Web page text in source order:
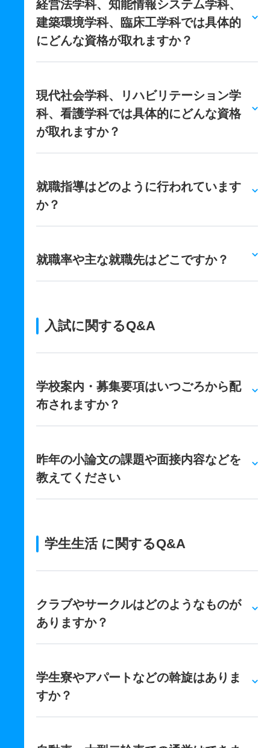
経営法学科、知能情報システム学科、
建築環境学科、臨床工学科では具体的
にどんな資格が取れますか？
現代社会学科、リハビリテーション学
科、看護学科では具体的にどんな資格
が取れますか？
就職指導はどのように行われています
か？
就職率や主な就職先はどこですか？
入試に関するQ&A
学校案内・募集要項はいつごろから配
布されますか？
昨年の小論文の課題や面接内容などを
教えてください
学生生活 に関するQ&A
クラブやサークルはどのようなものが
ありますか？
学生寮やアパートなどの斡旋はありま
すか？